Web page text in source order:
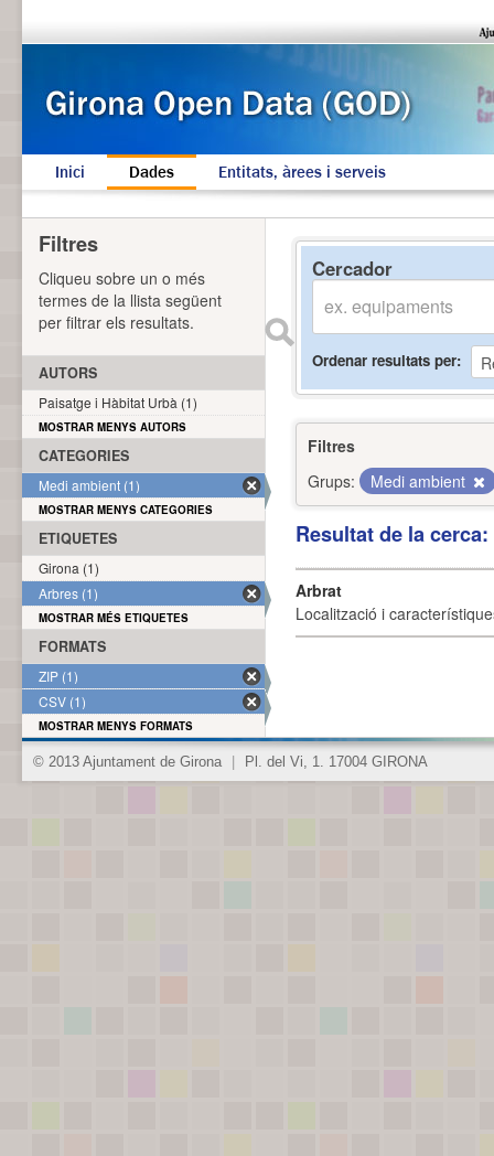
Inici Dades Entitats, àrees i serveis
Cercador
Ordenar resultats per
Filtres
Grups:
Medi ambient
Resultat de la
Arbrat
Localització i
Filtres
Cliqueu sobre un o més
termes de la llista següent
per filtrar els resultats.
AUTORS
Paisatge i Hàbitat Urbà (1)
MOSTRAR MENYS AUTORS
CATEGORIES
Medi ambient (1)
MOSTRAR MENYS CATEGORIES
ETIQUETES
Girona (1)
Arbres (1)
MOSTRAR MÉS ETIQUETES
FORMATS
ZIP (1)
CSV (1)
MOSTRAR MENYS FORMATS
© 2013 Ajuntament de Girona Pl. del Vi, 1. 17004 GIRONA